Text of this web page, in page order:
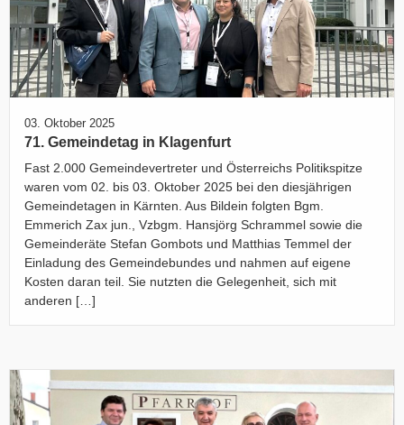
03. Oktober 2025
71. Gemeindetag in Klagenfurt
Fast 2.000 Gemeindevertreter und Österreichs Politikspitze
waren vom 02. bis 03. Oktober 2025 bei den diesjährigen
Gemeindetagen in Kärnten. Aus Bildein folgten Bgm.
Emmerich Zax jun., Vzbgm. Hansjörg Schrammel sowie die
Gemeinderäte Stefan Gombots und Matthias Temmel der
Einladung des Gemeindebundes und nahmen auf eigene
Kosten daran teil. Sie nutzten die Gelegenheit, sich mit
anderen […]